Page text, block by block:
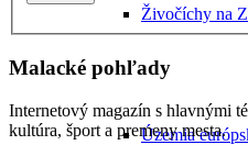
Živočíchy na
Územia
Malacké pohľady
Internetový magazín s hlavnými
kultúra, šport a premeny mesta.